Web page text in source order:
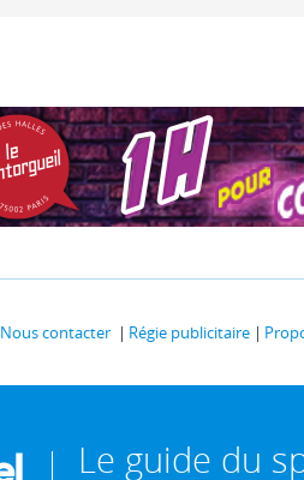
Nous contacter Régie publicitaire
Le guide du